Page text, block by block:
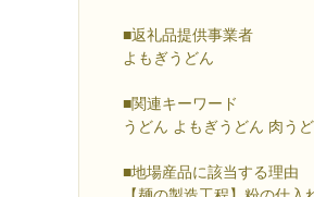
■返礼品提供事業者
よもぎうどん
■関連キーワード
うどん よもぎうどん 肉う
■地場産品に該当する理由